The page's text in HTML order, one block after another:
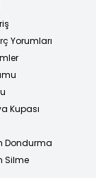
Yorumları
Kupası
Dondurma
Silme